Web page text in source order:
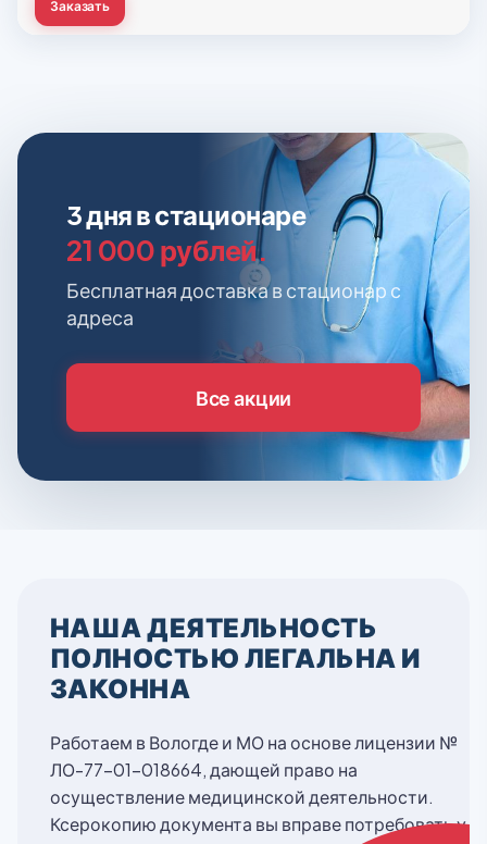
Заказать
3 дня в стационаре
21 000 рублей.
Бесплатная доставка в стационар с
адреса
Все акции
НАША ДЕЯТЕЛЬНОСТЬ
ПОЛНОСТЬЮ ЛЕГАЛЬНА И
ЗАКОННА
Работаем в Вологде и МО на основе лицензии №
ЛО-77-01-018664, дающей право на
осуществление медицинской деятельности.
Ксерокопию документа вы вправе потребовать у